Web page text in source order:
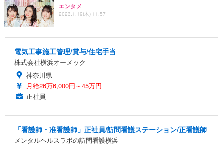
エンタメ
2023.1.19(木) 11:57
電気工事施工管理/賞与/住宅手当
株式会社横浜オーメック
神奈川県
月給26万6,000円～45万円
正社員
「看護師・准看護師」正社員/訪問看護ステーション/正看護師
メンタルヘルスラボの訪問看護横浜